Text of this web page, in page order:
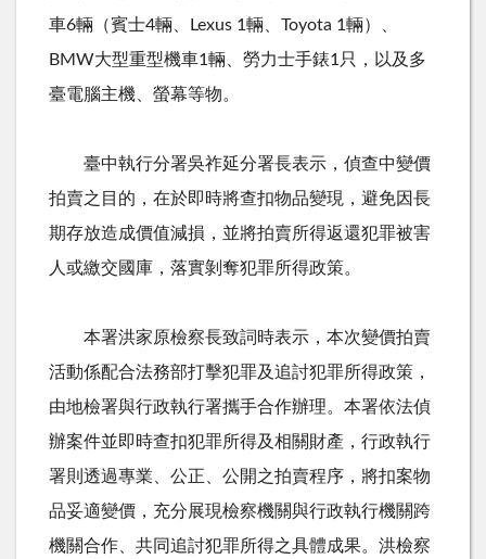
車6輛（賓士4輛、 Lexus 1 輛、 Toyota 1 輛）、
BMW大型重型機車1 輛、勞力士手錶1 只，以及多
臺電腦主機、螢幕等物。
臺中執行分署吳祚延分署長表示，偵查中變價
拍賣之目的，在於即時將查扣物品變現，避免因長
期存放造成價值減損，並將拍賣所得返還犯罪被害
人或繳交國庫，落實剝奪犯罪所得政策。
本署洪家原檢察長致詞時表示，本次變價拍賣
活動係配合法務部打擊犯罪及追討犯罪所得政策，
由地檢署與行政執行署攜手合作辦理。本署依法偵
辦案件並即時查扣犯罪所得及相關財產，行政執行
署則透過專業、公正、公開之拍賣程序，將扣案物
品妥適變價，充分展現檢察機關與行政執行機關跨
機關合作、共同追討犯罪所得之具體成果。洪檢察